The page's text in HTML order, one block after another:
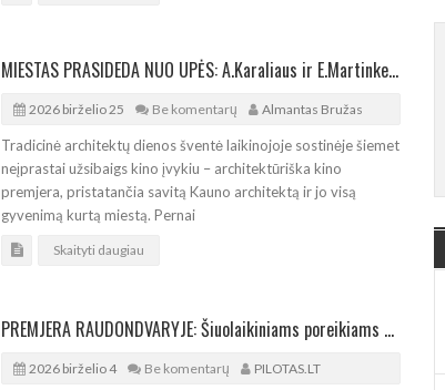
MIESTAS PRASIDEDA NUO UPĖS: A.Karaliaus ir E.Martinkevič filmo „Palio miestas“ premjera
2026 birželio 25 Be komentarų Almantas Bružas
Tradicinė architektų dienos šventė laikinojoje sostinėje šiemet
neįprastai užsibaigs kino įvykiu – architektūriška kino
premjera, pristatančia savitą Kauno architektą ir jo visą
gyvenimą kurtą miestą. Pernai
Skaityti daugiau
PREMJERA RAUDONDVARYJE: Šiuolaikiniams poreikiams pritaikytos dvaro oficinos
2026 birželio 4 Be komentarų PILOTAS.LT